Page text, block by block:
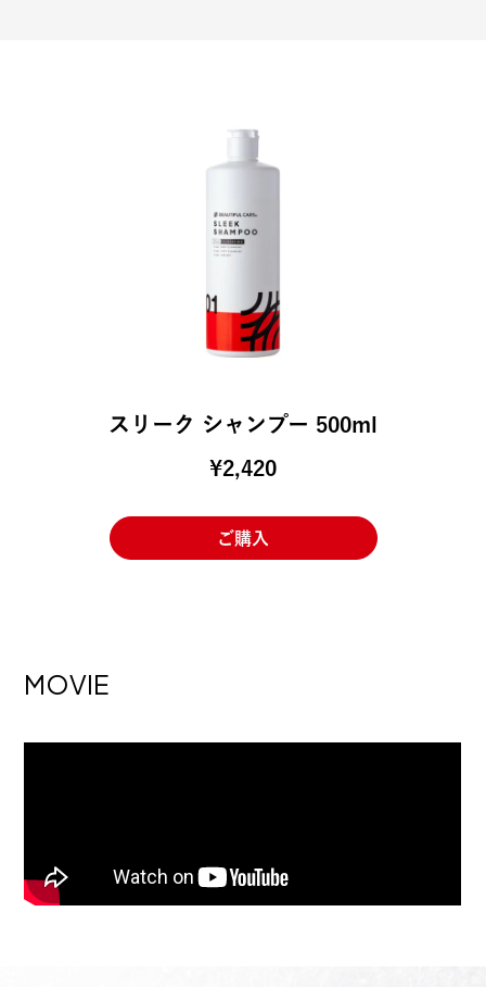
スリーク シャンプー 500ml
¥2,420
ご購入
MOVIE